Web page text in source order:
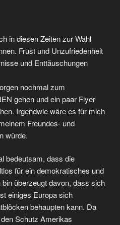
in diesen Zeiten zur Wahl
Frust und Unzufriedenheit
und Enttäuschungen
nochmal zum
gehen und ein paar Flyer
Irgendwie wäre es für mich
Freundes- und
würde.
bedeutsam, dass die
für ein demokratisches und
überzeugt davon, dass sich
einiges Europa sich
behaupten kann. Da
Schutz Amerikas